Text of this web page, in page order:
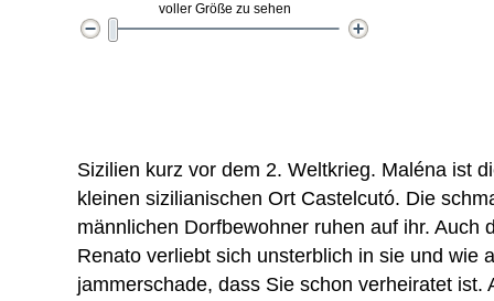
voller Größe zu sehen
Sizilien kurz vor dem 2. Weltkrieg. Maléna ist
kleinen sizilianischen Ort Castelcutó. Die
männlichen Dorfbewohner ruhen auf ihr. Auch
Renato verliebt sich unsterblich in sie und wie
jammerschade, dass Sie schon verheiratet ist.